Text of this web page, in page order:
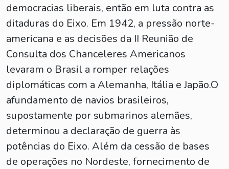
democracias liberais, então em luta contra as
ditaduras do Eixo. Em 1942, a pressão norte-
americana e as decisões da II Reunião de
Consulta dos Chanceleres Americanos
levaram o Brasil a romper relações
diplomáticas com a Alemanha, Itália e Japão.O
afundamento de navios brasileiros,
supostamente por submarinos alemães,
determinou a declaração de guerra às
potências do Eixo. Além da cessão de bases
de operações no Nordeste, fornecimento de